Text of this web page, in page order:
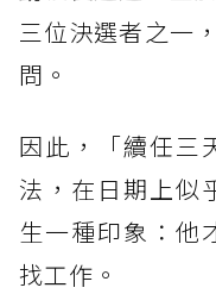
三位決選者之一
問。
因此，「續任三
法，在日期上似
生一種印象：他
找工作。